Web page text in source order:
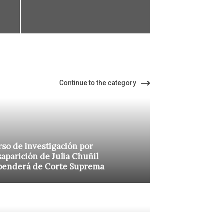
Continue to the category
de investigación por
de Julia Chuñil
de Corte Suprema